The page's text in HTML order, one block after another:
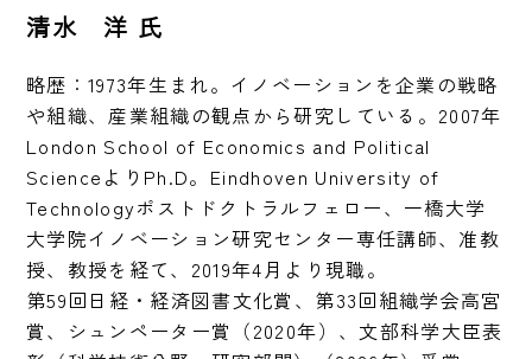
清水 洋 氏
略歴：1973年生まれ。イノベーションを企業の戦略
や組織、産業組織の観点から研究している。2007年
London School of Economics and Political
ScienceよりPh.D。Eindhoven University of
Technologyポストドクトラルフェロー、一橋大学
大学院イノベーション研究センター専任講師、准教
授、教授を経て、2019年4月より現職。
第59回日経・経済図書文化賞、第33回組織学会高宮
賞、シュンペーター賞（2020年）、文部科学大臣表